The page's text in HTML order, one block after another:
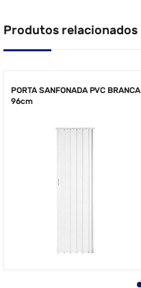
Produtos relacionados
PORTA SANFONADA PVC BRANCA
96cm